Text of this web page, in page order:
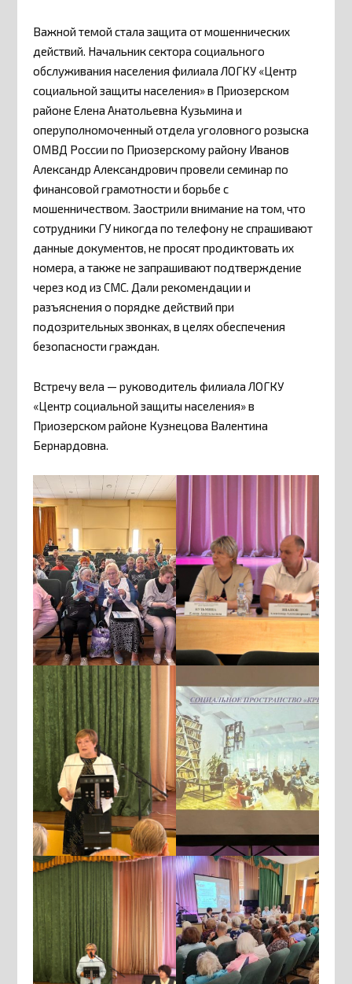
Важной темой стала защита от мошеннических
действий. Начальник сектора социального
обслуживания населения филиала ЛОГКУ «Центр
социальной защиты населения» в Приозерском
районе Елена Анатольевна Кузьмина и
оперуполномоченный отдела уголовного розыска
ОМВД России по Приозерскому району Иванов
Александр Александрович провели семинар по
финансовой грамотности и борьбе с
мошенничеством. Заострили внимание на том, что
сотрудники ГУ никогда по телефону не спрашивают
данные документов, не просят продиктовать их
номера, а также не запрашивают подтверждение
через код из СМС. Дали рекомендации и
разъяснения о порядке действий при
подозрительных звонках, в целях обеспечения
безопасности граждан.
Встречу вела — руководитель филиала ЛОГКУ
«Центр социальной защиты населения» в
Приозерском районе Кузнецова Валентина
Бернардовна.